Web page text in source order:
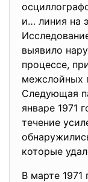
и… линия на
выявило
процессе,
межслойных
Следующая
январе 1971
течение
которые
В марте 1971